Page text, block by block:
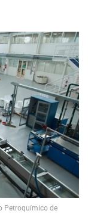
Petroquímico de